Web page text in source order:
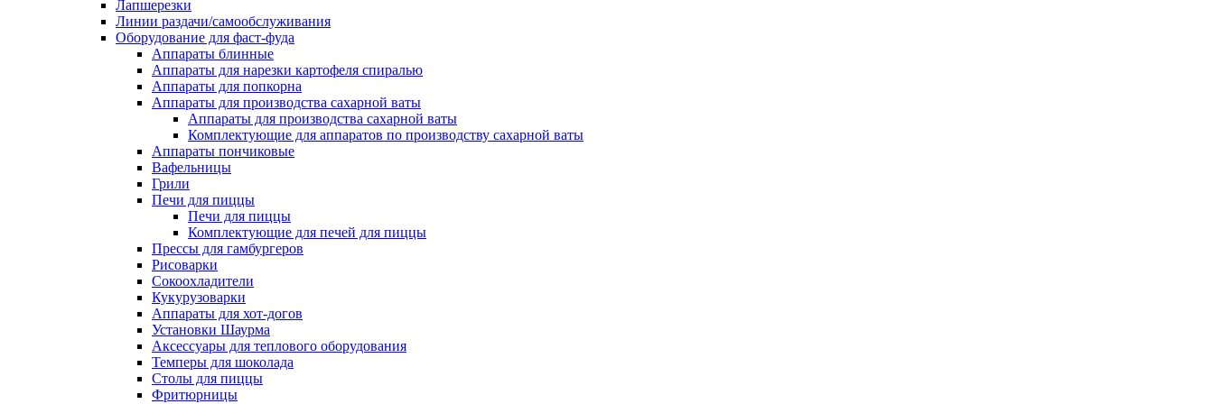
Лапшерезки
Линии раздачи/самообслуживания
Оборудование для фаст-фуда
Аппараты блинные
Аппараты для нарезки картофеля спиралью
Аппараты для попкорна
Аппараты для производства сахарной ваты
Аппараты для производства сахарной ваты
Комплектующие для аппаратов по производству сахарной ваты
Аппараты пончиковые
Вафельницы
Грили
Печи для пиццы
Печи для пиццы
Комплектующие для печей для пиццы
Прессы для гамбургеров
Рисоварки
Сокоохладители
Кукурузоварки
Аппараты для хот-догов
Установки Шаурма
Аксессуары для теплового оборудования
Темперы для шоколада
Столы для пиццы
Фритюрницы